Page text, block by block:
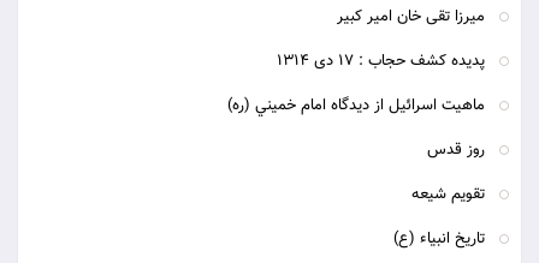
ميرزا تقى خان امير كبير
پديده كشف حجاب : 17 دى 1314
ماهيت اسرائيل از ديدگاه امام خميني (ره)
روز قدس
تقويم شيعه
تاريخ انبياء (ع)